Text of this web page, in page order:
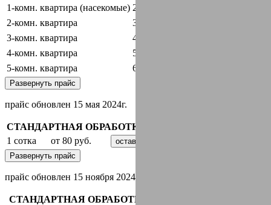
1-комн. квартира (насекомые) 2440 руб.
2-комн. квартира 3440 руб.
3-комн. квартира 4440 руб.
4-комн. квартира 5440 руб.
5-комн. квартира 6440 руб.
Развернуть прайс
прайс обновлен 15 мая 2024г.
СТАНДАРТНАЯ ОБРАБОТКА + ГАРАНТИЯ
1 сотка
от 80 руб.
оставить заявку
Развернуть прайс
прайс обновлен 15 ноября 2024 г.
СТАНДАРТНАЯ ОБРАБОТКА + ГАРАНТИЯ